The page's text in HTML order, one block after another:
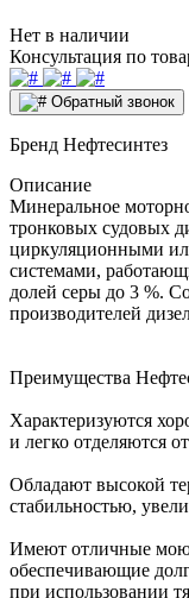
Нет в наличии
Консультация по
Обратный звонок
Бренд Нефтесинтез
Описание
Минеральное
тронковых судовых
циркуляционными
системами,
долей серы до 3 %.
производителей
Преимущества
Характеризуются
и легко отделяются
Обладают высокой
стабильностью,
Имеют отличные
обеспечивающие
при использовании